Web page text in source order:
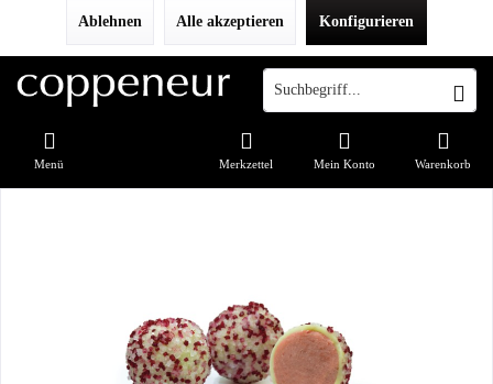
Ablehnen Alle akzeptieren Konfigurieren
Menü Warenkorb
Merkzettel Mein Konto